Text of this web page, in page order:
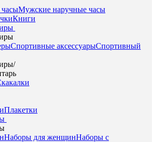
Мужские наручные часы
Книги
Спортивные аксессуарыСпортивный
/
Плакетки
Наборы для женщинНаборы с